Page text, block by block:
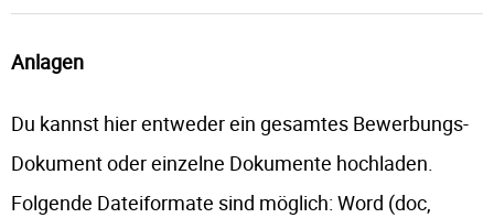
Anlagen
Du kannst hier entweder ein gesamtes Bewerbungs-
Dokument oder einzelne Dokumente hochladen.
Folgende Dateiformate sind möglich: Word (doc,